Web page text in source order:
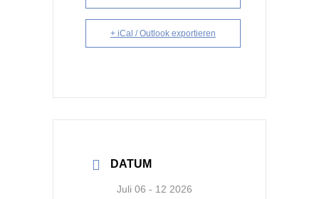
+ iCal / Outlook exportieren
DATUM
Juli 06 - 12 2026